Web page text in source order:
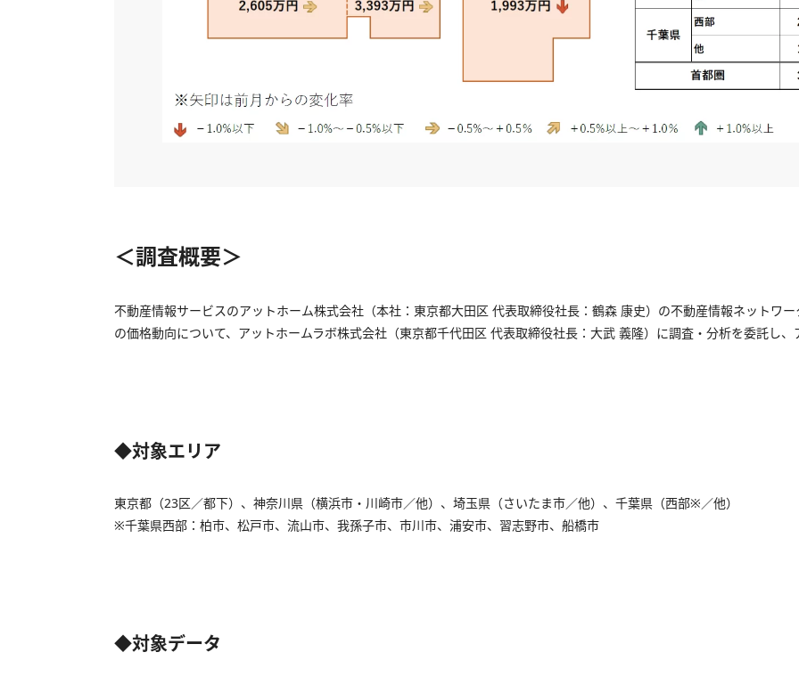
＜調査概要＞
不動産情報サービスのアットホーム株式会社（本社：東京都大田区 代表取締役社長：鶴森 康史）の不動産情報ネットワ
の価格動向について、アットホームラボ株式会社（東京都千代田区 代表取締役社長：大武 義隆）に調査・分析を委託し、
◆対象エリア
東京都（23区／都下）、神奈川県（横浜市・川崎市／他）、埼玉県（さいたま市／他）、千葉県（西部※／他）
※千葉県西部：柏市、松戸市、流山市、我孫子市、市川市、浦安市、習志野市、船橋市
◆対象データ